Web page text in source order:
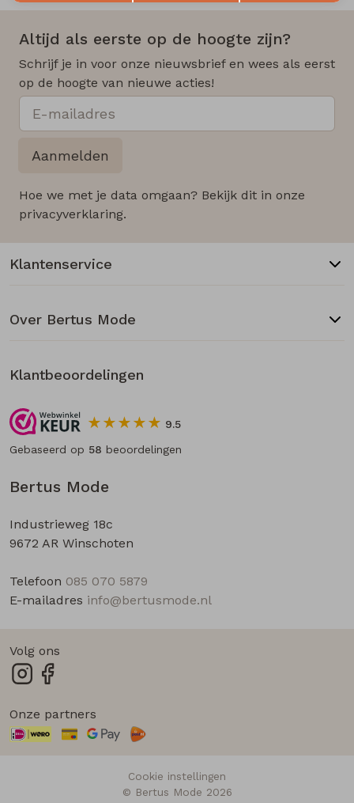
Altijd als eerste op de hoogte zijn?
Schrijf je in voor onze nieuwsbrief en wees als eerst
op de hoogte van nieuwe acties!
Aanmelden
Hoe we met je data omgaan? Bekijk dit in onze
privacyverklaring.
Bertus Mode
Industrieweg 18c
9672 AR Winschoten
Telefoon 085 070 5879
E-mailadres info@bertusmode.nl
Klantenservice
Over Bertus Mode
Klantbeoordelingen
9.5
Gebaseerd op 58 beoordelingen
Volg ons
Onze partners
Cookie instellingen
© Bertus Mode 2026